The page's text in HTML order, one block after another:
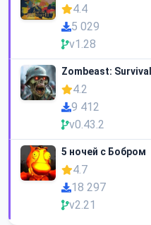
4.4
5 029
v1.28
Zombeast:
4.2
9 412
v0.43.2
5 ночей с Бобром
4.7
18 297
v2.21